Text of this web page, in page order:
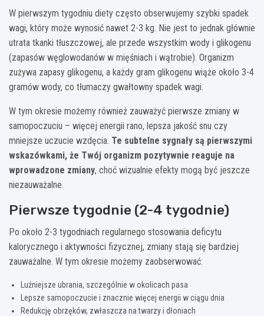
W pierwszym tygodniu diety często obserwujemy szybki spadek
wagi, który może wynosić nawet 2-3 kg. Nie jest to jednak głównie
utrata tkanki tłuszczowej, ale przede wszystkim wody i glikogenu
(zapasów węglowodanów w mięśniach i wątrobie). Organizm
zużywa zapasy glikogenu, a każdy gram glikogenu wiąże około 3-4
gramów wody, co tłumaczy gwałtowny spadek wagi.
W tym okresie możemy również zauważyć pierwsze zmiany w
samopoczuciu – więcej energii rano, lepsza jakość snu czy
mniejsze uczucie wzdęcia. Te subtelne sygnały są pierwszymi
wskazówkami, że Twój organizm pozytywnie reaguje na
wprowadzone zmiany, choć wizualnie efekty mogą być jeszcze
niezauważalne.
Pierwsze tygodnie (2-4 tygodnie)
Po około 2-3 tygodniach regularnego stosowania deficytu
kalorycznego i aktywności fizycznej, zmiany stają się bardziej
zauważalne. W tym okresie możemy zaobserwować:
Luźniejsze ubrania, szczególnie w okolicach pasa
Lepsze samopoczucie i znacznie więcej energii w ciągu dnia
Redukcję obrzęków, zwłaszcza na twarzy i dłoniach